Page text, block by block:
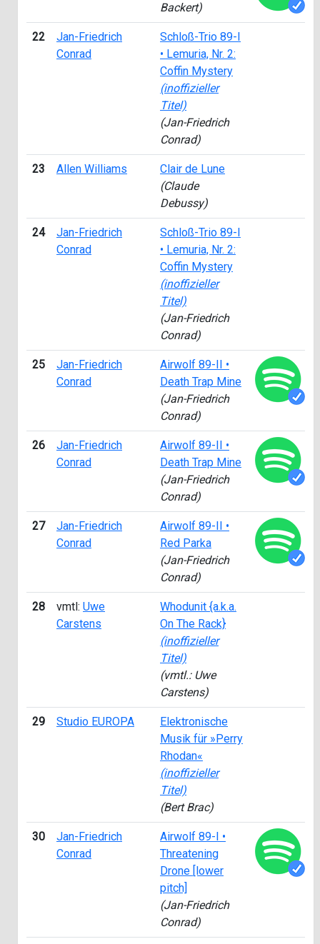
Backert)
22
Jan-Friedrich
Conrad
Schloß-Trio 89-I
• Lemuria, Nr. 2:
Coffin Mystery
(inoffizieller
Titel)
(Jan-Friedrich
Conrad)
23 Allen Williams
Clair de Lune
(Claude
Debussy)
24
Jan-Friedrich
Conrad
Schloß-Trio 89-I
• Lemuria, Nr. 2:
Coffin Mystery
(inoffizieller
Titel)
(Jan-Friedrich
Conrad)
25
Jan-Friedrich
Conrad
Airwolf 89-II •
Death Trap Mine
(Jan-Friedrich
Conrad)
26
Jan-Friedrich
Conrad
Airwolf 89-II •
Death Trap Mine
(Jan-Friedrich
Conrad)
27
Jan-Friedrich
Conrad
Airwolf 89-II •
Red Parka
(Jan-Friedrich
Conrad)
28 vmtl: Uwe
Carstens
Whodunit {a.k.a.
On The Rack}
(inoffizieller
Titel)
(vmtl.: Uwe
Carstens)
29 Studio EUROPA
Elektronische
Musik für »Perry
Rhodan«
(inoffizieller
Titel)
(Bert Brac)
30
Jan-Friedrich
Conrad
Airwolf 89-I •
Threatening
Drone [lower
pitch]
(Jan-Friedrich
Conrad)